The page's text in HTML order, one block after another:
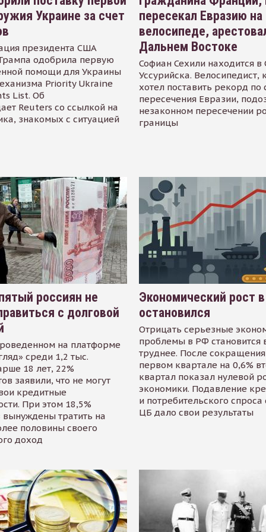
Украине за счет
президента США
одобрила первую
помощи для Украины
Priority Ukraine
List. Об
Reuters со ссылкой на
знакомых с ситуацией
пересекал Евразию на
велосипеде,
Дальнем Востоке
Софиан Сехили находится
Уссурийска. Велосипедист,
хотел поставить рекорд по
пересечения Евразии,
незаконном пересечении
границы
россиян не
с долговой
на платформе
среди 1,2 тыс.
18 лет, 22%
заявили, что не могут
кредитные
При этом 18,5%
тратить на
половины своего
доход
Экономический рост
остановился
Отрицать серьезные
проблемы в РФ становится
труднее. После
первом квартале на 0,6%
квартал показал нулевой
экономики. Подавление
и потребительского
ЦБ дало свои результаты